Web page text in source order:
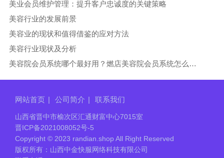
美业会员维护管理：提升客户忠诚度的关键策略
美容行业的发展前景
美容业的现状和值得借鉴的应对方法
美容行业现状及分析
美容院会员系统哪个最好用？燃店美容院会员系统怎么样？
网站首页 | 公司简介 | 联系我们
山西省晋中市榆次区汇通财富中心7015室
晋ICP备2021008052号-5
Copyright © 2023 randian.shop All Right Reserved
版权所有：山西中金快服网络科技有限公司